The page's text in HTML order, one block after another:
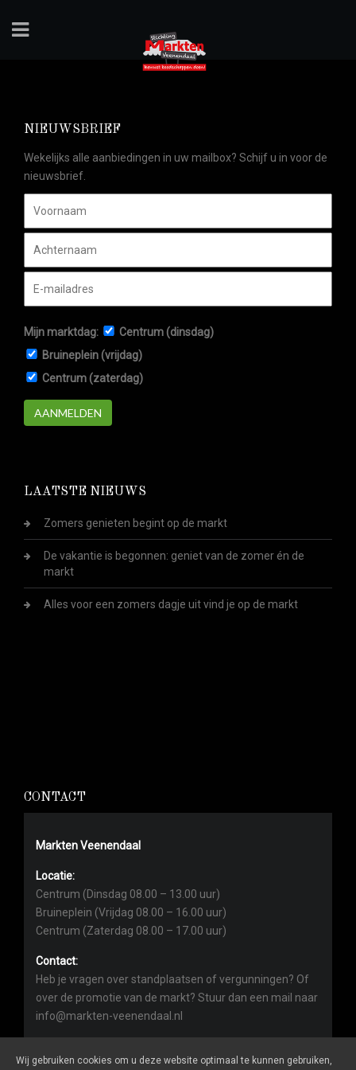
NIEUWSBRIEF
Wekelijks alle aanbiedingen in uw mailbox? Schijf u in voor de
nieuwsbrief.
Mijn marktdag:
Centrum (dinsdag)
Bruineplein (vrijdag)
Centrum (zaterdag)
AANMELDEN
LAATSTE NIEUWS
Zomers genieten begint op de markt
De vakantie is begonnen: geniet van de zomer én de
markt
Alles voor een zomers dagje uit vind je op de markt
CONTACT
Markten Veenendaal
Locatie:
Centrum (Dinsdag 08.00 – 13.00 uur)
Bruineplein (Vrijdag 08.00 – 16.00 uur)
Centrum (Zaterdag 08.00 – 17.00 uur)
Contact:
Heb je vragen over standplaatsen of vergunningen? Of
over de promotie van de markt? Stuur dan een mail naar
info@markten-veenendaal.nl
Wij gebruiken cookies om u deze website optimaal te kunnen gebruiken,